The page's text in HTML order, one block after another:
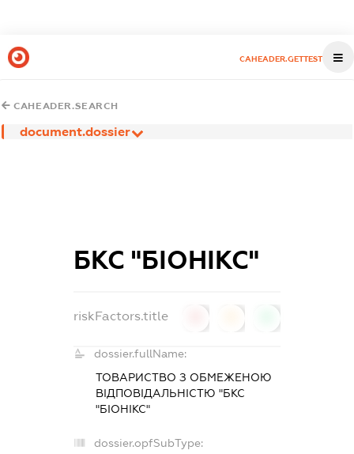
CAHEADER.GETTEST
CAHEADER.SEARCH
document.dossier
БКС "БІОНІКС"
riskFactors.title
dossier.fullName:
ТОВАРИСТВО З ОБМЕЖЕНОЮ
ВІДПОВІДАЛЬНІСТЮ "БКС
"БІОНІКС"
dossier.opfSubType: